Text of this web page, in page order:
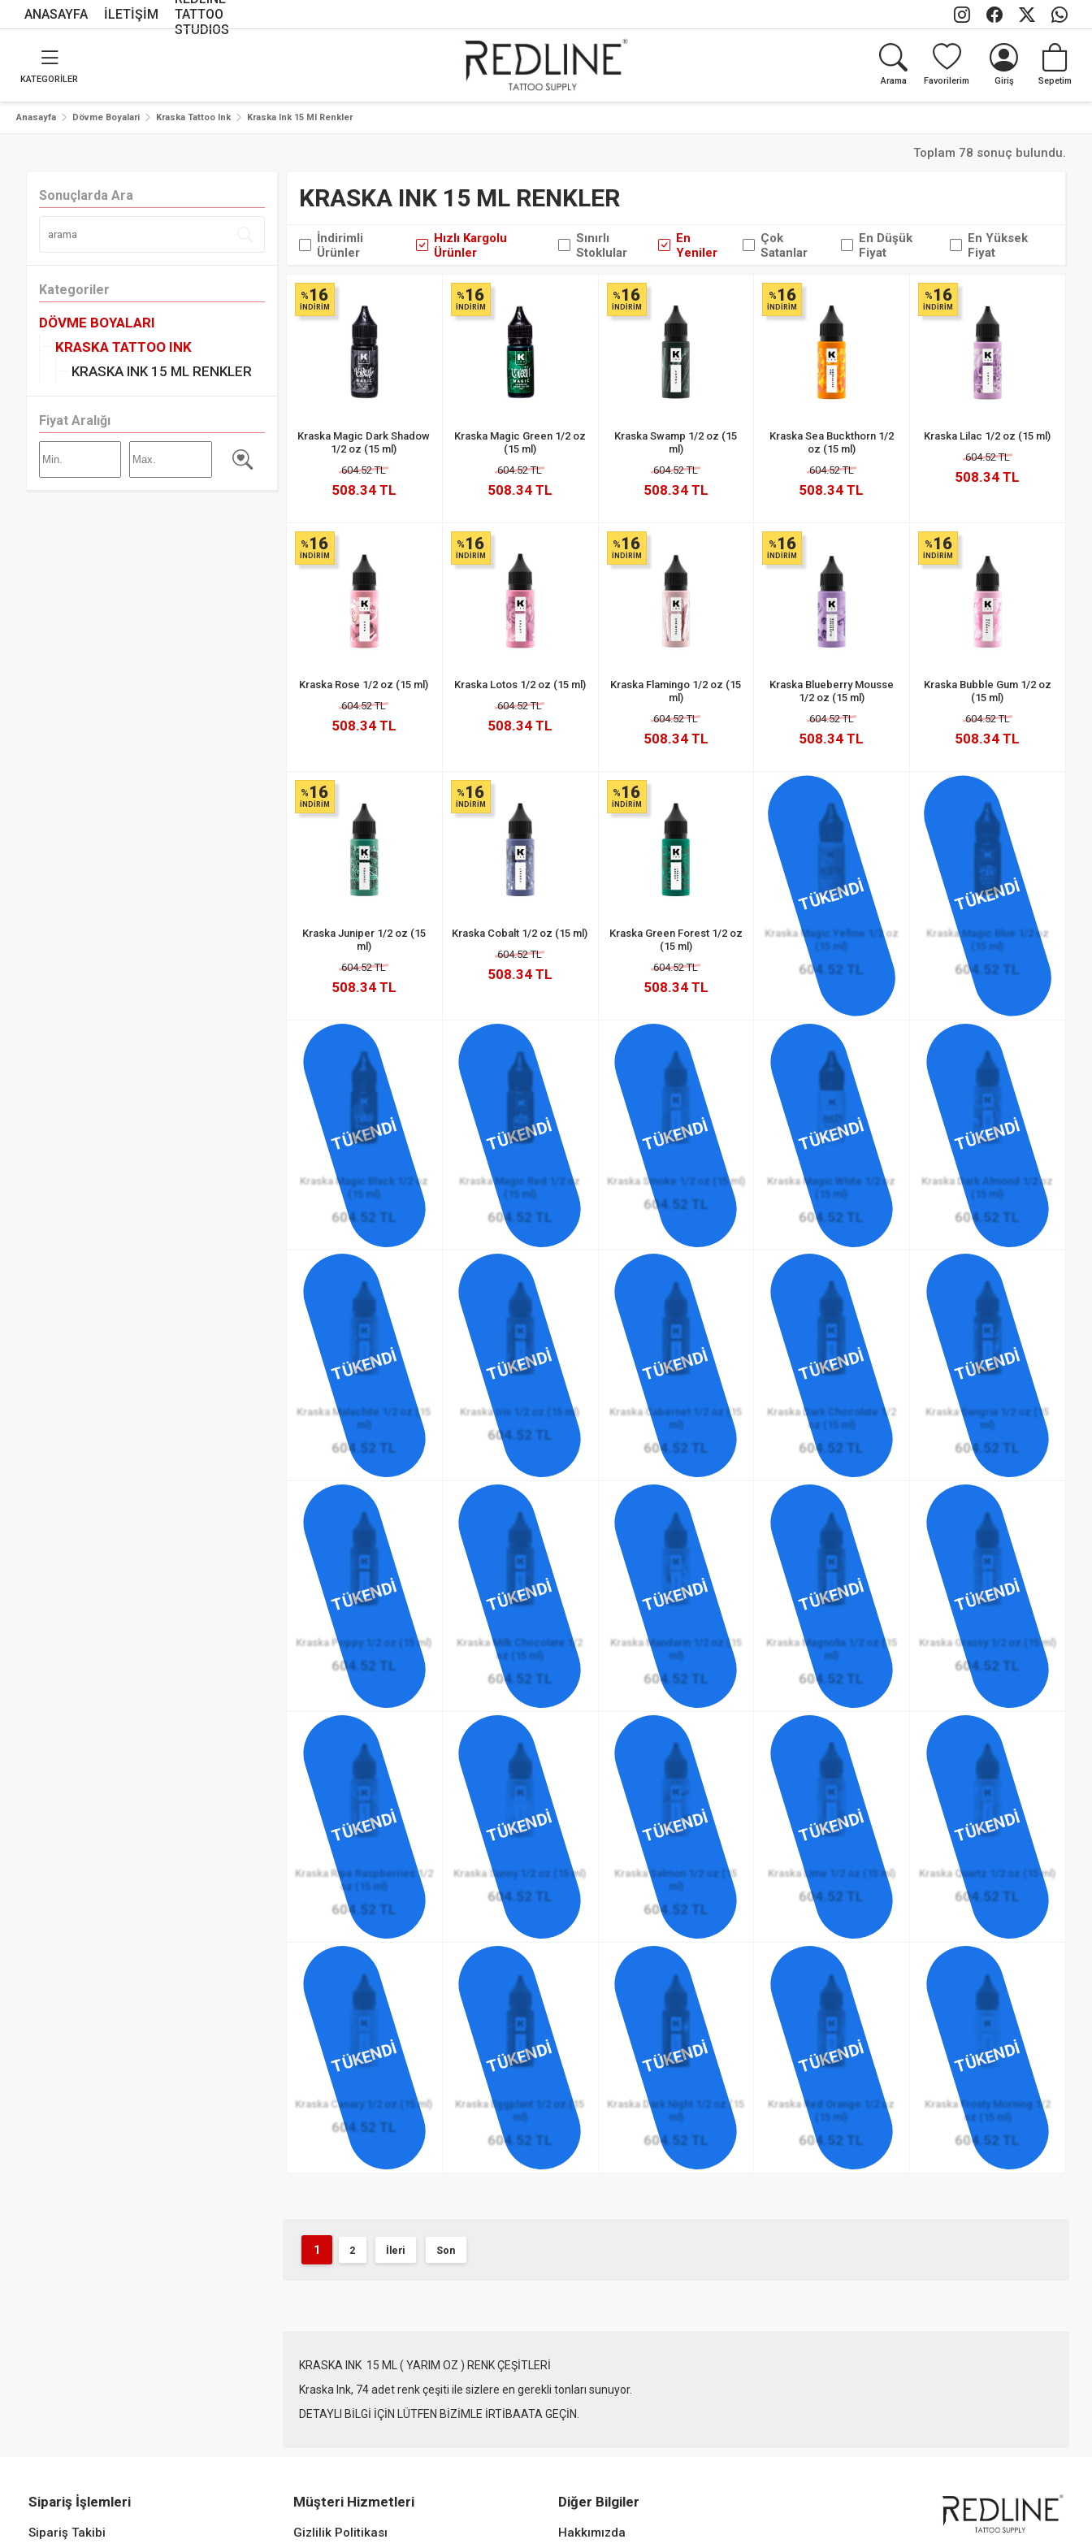
ANASAYFA İLETİŞİM
TATTOO
STUDIOS
KATEGORİLER Arama Favorilerim Giriş Sepetim
Anasayfa Dövme Boyalari Kraska Tattoo Ink Kraska Ink 15 Ml Renkler
Toplam 78 sonuç bulundu.
Sonuçlarda Ara
Kategoriler
DÖVME BOYALARI
KRASKA TATTOO INK
KRASKA INK 15 ML RENKLER
Fiyat Aralığı
KRASKA INK 15 ML RENKLER
İndirimli
Ürünler
Hızlı Kargolu
Ürünler
Sınırlı
Stoklular
En
Yeniler
Çok
Satanlar
En Düşük
Fiyat
En Yüksek
Fiyat
% 16
İNDİRİM
Kraska Magic Dark Shadow
1/2 oz (15 ml)
604.52 TL
508.34 TL
% 16
İNDİRİM
Kraska Magic Green 1/2 oz
(15 ml)
604.52 TL
508.34 TL
% 16
İNDİRİM
Kraska Swamp 1/2 oz (15
ml)
604.52 TL
508.34 TL
% 16
İNDİRİM
Kraska Sea Buckthorn 1/2
oz (15 ml)
604.52 TL
508.34 TL
% 16
İNDİRİM
Kraska Lilac 1/2 oz (15 ml)
604.52 TL
508.34 TL
% 16
İNDİRİM
Kraska Rose 1/2 oz (15 ml)
604.52 TL
508.34 TL
% 16
İNDİRİM
Kraska Lotos 1/2 oz (15 ml)
604.52 TL
508.34 TL
% 16
İNDİRİM
Kraska Flamingo 1/2 oz (15
ml)
604.52 TL
508.34 TL
% 16
İNDİRİM
Kraska Blueberry Mousse
1/2 oz (15 ml)
604.52 TL
508.34 TL
% 16
İNDİRİM
Kraska Bubble Gum 1/2 oz
(15 ml)
604.52 TL
508.34 TL
% 16
İNDİRİM
Kraska Juniper 1/2 oz (15
ml)
604.52 TL
508.34 TL
% 16
İNDİRİM
Kraska Cobalt 1/2 oz (15 ml)
604.52 TL
508.34 TL
% 16
İNDİRİM
Kraska Green Forest 1/2 oz
(15 ml)
604.52 TL
508.34 TL
TÜKENDİ
Kraska Magic Yellow 1/2 oz
(15 ml)
604.52 TL
TÜKENDİ
Kraska Magic Blue 1/2 oz
(15 ml)
604.52 TL
TÜKENDİ
Kraska Magic Black 1/2 oz
(15 ml)
604.52 TL
TÜKENDİ
Kraska Magic Red 1/2 oz
(15 ml)
604.52 TL
TÜKENDİ
Kraska Smoke 1/2 oz (15 ml)
604.52 TL
TÜKENDİ
Kraska Magic White 1/2 oz
(15 ml)
604.52 TL
TÜKENDİ
Kraska Dark Almond 1/2 oz
(15 ml)
604.52 TL
TÜKENDİ
Kraska Malachite 1/2 oz (15
ml)
604.52 TL
TÜKENDİ
Kraska Iris 1/2 oz (15 ml)
604.52 TL
TÜKENDİ
Kraska Cabernet 1/2 oz (15
ml)
604.52 TL
TÜKENDİ
Kraska Dark Chocolate 1/2
oz (15 ml)
604.52 TL
TÜKENDİ
Kraska Sangria 1/2 oz (15
ml)
604.52 TL
TÜKENDİ
Kraska Poppy 1/2 oz (15 ml)
604.52 TL
TÜKENDİ
Kraska Milk Chocolate 1/2
oz (15 ml)
604.52 TL
TÜKENDİ
Kraska Mandarin 1/2 oz (15
ml)
604.52 TL
TÜKENDİ
Kraska Magnolia 1/2 oz (15
ml)
604.52 TL
TÜKENDİ
Kraska Grassy 1/2 oz (15 ml)
604.52 TL
TÜKENDİ
Kraska Ripe Raspberries 1/2
oz (15 ml)
604.52 TL
TÜKENDİ
Kraska Sunny 1/2 oz (15 ml)
604.52 TL
TÜKENDİ
Kraska Salmon 1/2 oz (15
ml)
604.52 TL
TÜKENDİ
Kraska Lime 1/2 oz (15 ml)
604.52 TL
TÜKENDİ
Kraska Quartz 1/2 oz (15 ml)
604.52 TL
TÜKENDİ
Kraska Canary 1/2 oz (15 ml)
604.52 TL
TÜKENDİ
Kraska Eggplant 1/2 oz (15
ml)
604.52 TL
TÜKENDİ
Kraska Dark Night 1/2 oz (15
ml)
604.52 TL
TÜKENDİ
Kraska Red Orange 1/2 oz
(15 ml)
604.52 TL
TÜKENDİ
Kraska Frosty Morning 1/2
oz (15 ml)
604.52 TL
1 2 İleri Son
KRASKA INK 15 ML ( YARIM OZ ) RENK ÇEŞİTLERİ
Kraska Ink, 74 adet renk çeşiti ile sizlere en gerekli tonları sunuyor.
DETAYLI BİLGİ İÇİN LÜTFEN BİZİMLE İRTİBAATA GEÇİN.
Sipariş İşlemleri
Sipariş Takibi
Müşteri Hizmetleri
Gizlilik Politikası
Diğer Bilgiler
Hakkımızda